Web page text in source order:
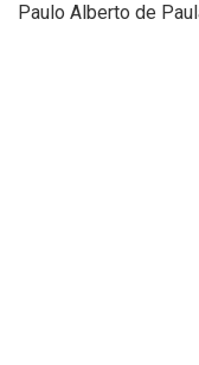
Paulo Alberto de